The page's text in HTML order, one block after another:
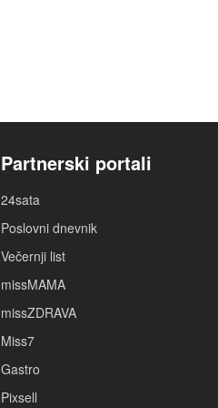
Partnerski portali
24sata
Poslovni dnevnik
Večernji list
missMAMA
missZDRAVA
Miss7
Gastro
Pixsell